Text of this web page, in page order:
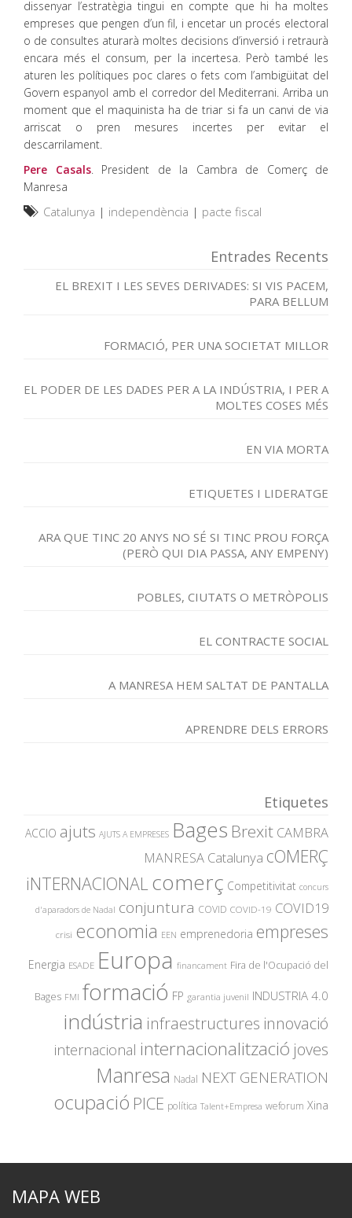
dissenyar l’estratègia tingui en compte que hi ha moltes
empreses que pengen d’un fil, i encetar un procés electoral
o de consultes aturarà moltes decisions d’inversió i retraurà
encara més el consum, per la incertesa. Però també les
aturen les polítiques poc clares o fets com l’ambigüitat del
Govern espanyol amb el corredor del Mediterrani. Arriba un
moment que el maquinista ha de triar si fa un canvi de via
arriscat o pren mesures incertes per evitar el
descarrilament.
Pere Casals. President de la Cambra de Comerç de
Manresa
Catalunya | independència | pacte fiscal
Entrades Recents
EL BREXIT I LES SEVES DERIVADES: SI VIS PACEM,
PARA BELLUM
FORMACIÓ, PER UNA SOCIETAT MILLOR
EL PODER DE LES DADES PER A LA INDÚSTRIA, I PER A
MOLTES COSES MÉS
EN VIA MORTA
ETIQUETES I LIDERATGE
ARA QUE TINC 20 ANYS NO SÉ SI TINC PROU FORÇA
(PERÒ QUI DIA PASSA, ANY EMPENY)
POBLES, CIUTATS O METRÒPOLIS
EL CONTRACTE SOCIAL
A MANRESA HEM SALTAT DE PANTALLA
APRENDRE DELS ERRORS
Etiquetes
ACCIO ajuts AJUTS A EMPRESES Bages Brexit CAMBRA
MANRESA Catalunya cOMERÇ
iNTERNACIONAL comerç Competitivitat concurs
d'aparadors de Nadal conjuntura COVID COVID-19 COVID19
crisi economia EEN emprenedoria empreses
Energia ESADE Europa financament Fira de l'Ocupació del
Bages FMI formació FP garantia juvenil INDUSTRIA 4.0
indústria infraestructures innovació
internacional internacionalització joves
Manresa Nadal NEXT GENERATION
ocupació PICE política Talent+Empresa weforum Xina
MAPA WEB